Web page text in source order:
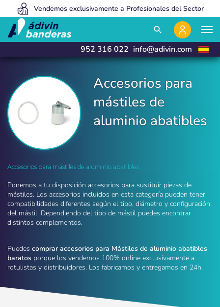
Fabricamos y entregamos en 24 horas
Vendemos exclusivamente a Profesionales del Sector
Somos tan baratos porque vendemos 100% online
search
close
952 316 022 info@adivin.com
close
Accesorios para mástiles de aluminio abatibles
Accesorios para
mástiles de
aluminio abatibles
Accesorios para mástiles de aluminio abatibles
Ponemos a tu disposición accesorios para sustituir piezas de
mástiles. Los accesorios incluidos en esta categoría pueden tener
compatibilidades diferentes según el tipo, diámetro y configuración
del mástil. Dependiendo del tipo de mástil puedes encontrar
distintos complementos.
Puedes comprar accesorios para Mástiles de aluminio abatibles
baratos porque los vendemos 100% online exclusivamente a
rotulistas y distribuidores. Los fabricamos y entregamos en 24h.